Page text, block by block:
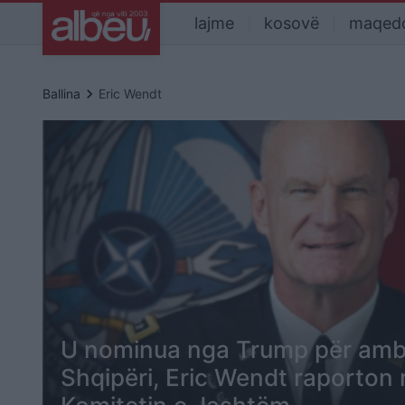
lajme kosovë
Ballina keyboard_arrow_right Eric Wendt
U nominua nga Trump për
Shqipëri, Eric Wendt raporton